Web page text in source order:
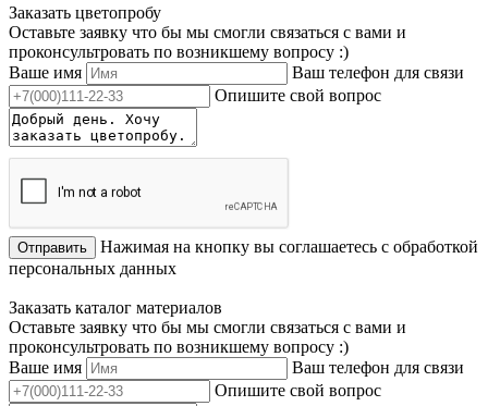
Заказать цветопробу
Оставьте заявку что бы мы смогли связаться с вами и
проконсультровать по возникшему вопросу :)
Ваше имя
Ваш телефон для связи
Опишите свой вопрос
Отправить
Нажимая на кнопку вы соглашаетесь с обработкой
персональных данных
Заказать каталог материалов
Оставьте заявку что бы мы смогли связаться с вами и
проконсультровать по возникшему вопросу :)
Ваше имя
Ваш телефон для связи
Опишите свой вопрос